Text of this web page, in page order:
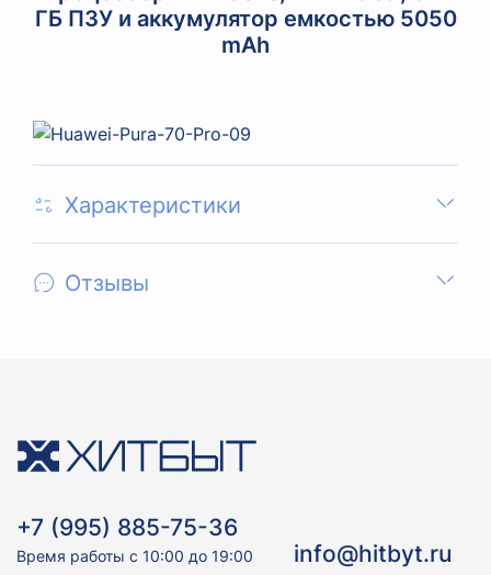
ГБ ПЗУ и аккумулятор емкостью 5050
mAh
Характеристики
Отзывы
+7 (995) 885-75-36
Время работы с 10:00 до 19:00 info@hitbyt.ru